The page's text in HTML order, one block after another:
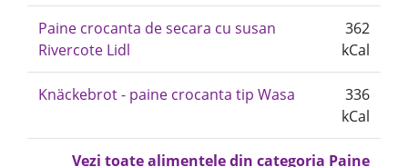
Paine crocanta de secara cu susan
Rivercote Lidl
362
kCal
Knäckebrot - paine crocanta tip Wasa
336
kCal
Vezi toate alimentele din categoria Paine